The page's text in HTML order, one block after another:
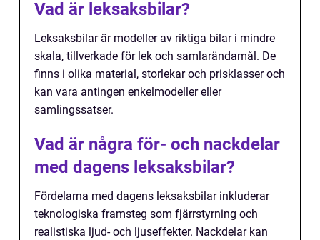
Vad är leksaksbilar?
Leksaksbilar är modeller av riktiga bilar i mindre
skala, tillverkade för lek och samlarändamål. De
finns i olika material, storlekar och prisklasser och
kan vara antingen enkelmodeller eller
samlingssatser.
Vad är några för- och nackdelar
med dagens leksaksbilar?
Fördelarna med dagens leksaksbilar inkluderar
teknologiska framsteg som fjärrstyrning och
realistiska ljud- och ljuseffekter. Nackdelar kan